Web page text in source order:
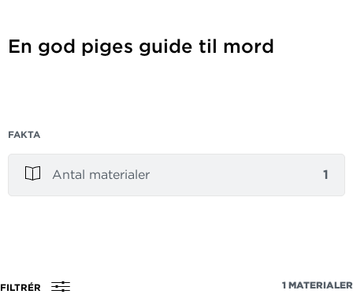
En god piges guide til mord
FAKTA
Antal materialer 1
FILTRÉR 1 MATERIALER